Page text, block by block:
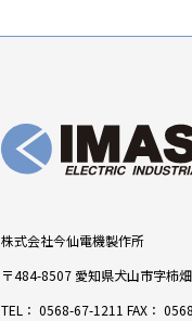
株式会社今仙電機製作所
〒484-8507 愛知県犬山市字柿
TEL： 0568-67-1211 FAX：